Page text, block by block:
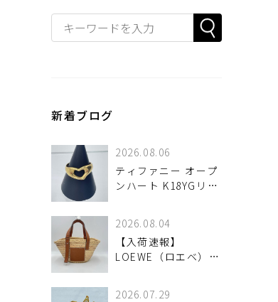
新着ブログ
2026.08.06
ティファニー オープ
ンハート K18YGリン
2026.08.04
【入荷速報】
LOEWE（ロエベ）バ
2026.07.29